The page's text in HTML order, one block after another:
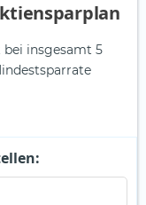
bei insgesamt 5